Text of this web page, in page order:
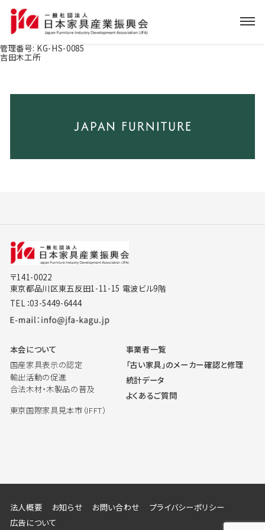
管理番号: KG-HS-0085
吉田木工所
〒141-0022
東京都品川区東五反田1-11-15 電波ビル9階
TEL：03-5449-6444
本会について
国産家具表示の認定
輸出活動の促進
合法木材・木製品の普及
東京国際家具見本市（IFFT）
事業者一覧
「古い家具」のメーカー確認と修理
統計データ
よくあるご質問
法人概要 お知らせ お問い合わせ
プライバシーポリシー
広告について